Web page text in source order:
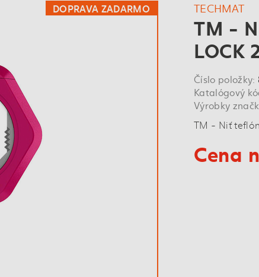
DOPRAVA ZADARMO TECHMAT
TM -
LOCK
Číslo položky:
Katalógový
Výrobky
TM - Niť
Cena